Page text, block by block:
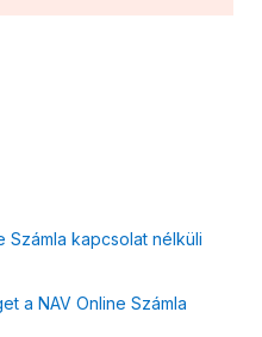
Számla kapcsolat nélküli
a NAV Online Számla